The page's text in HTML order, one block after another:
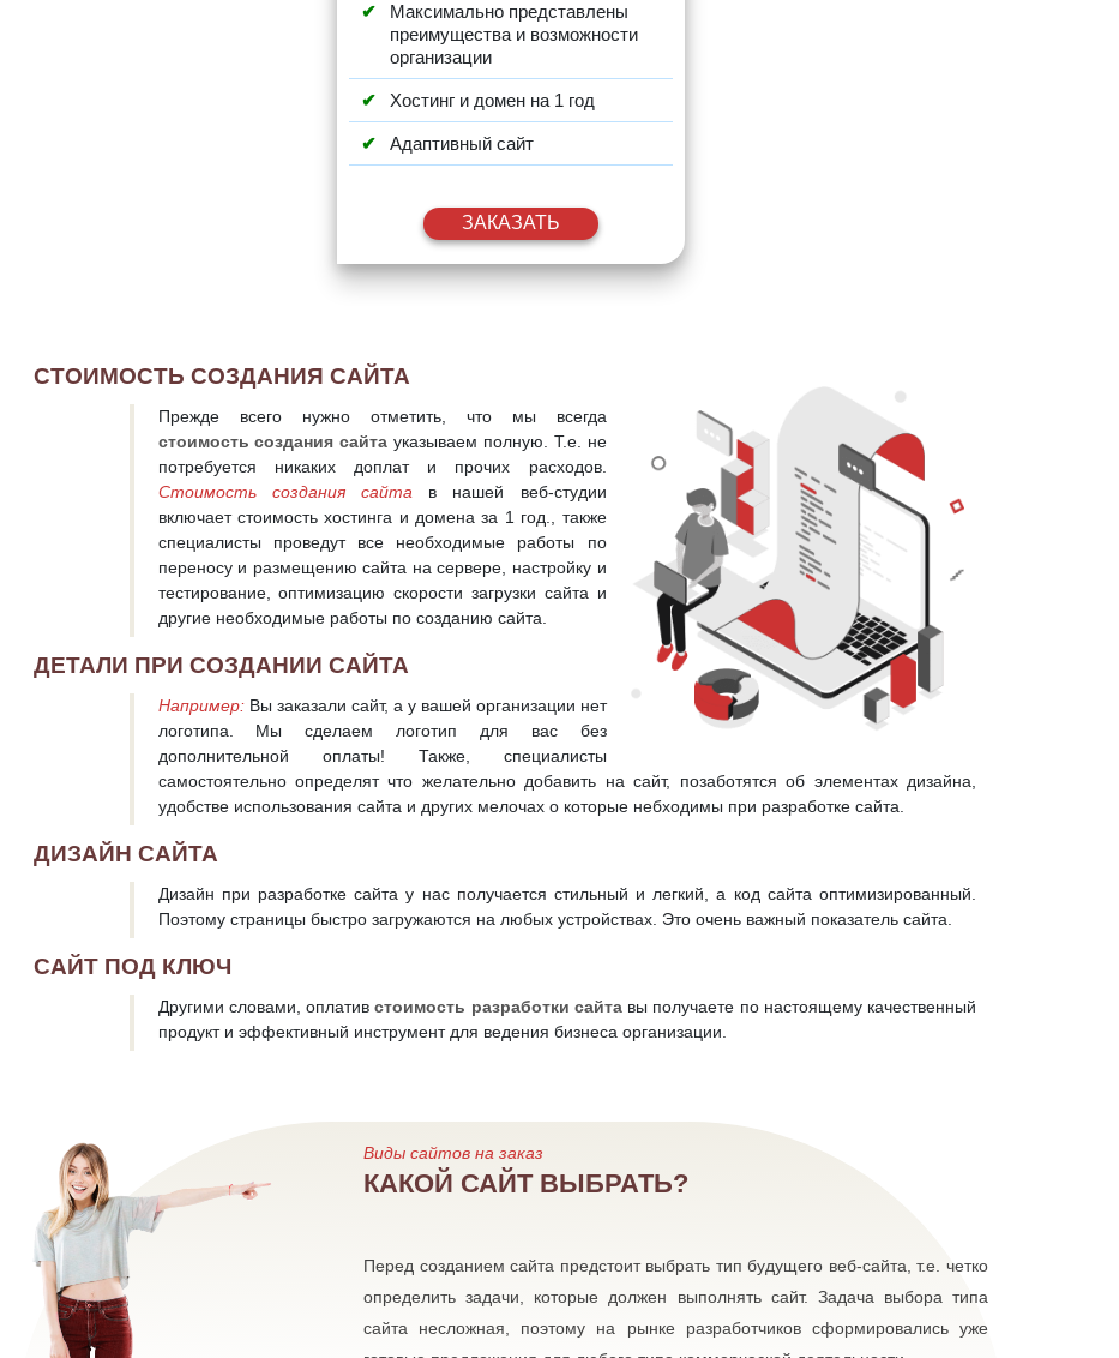
Максимально представлены
преимущества и возможности
организации
Хостинг и домен на 1 год
Адаптивный сайт
ЗАКАЗАТЬ
СТОИМОСТЬ СОЗДАНИЯ САЙТА
Прежде всего нужно отметить, что мы всегда
стоимость создания сайта указываем полную. Т.е. не
потребуется никаких доплат и прочих расходов.
Стоимость создания сайта в нашей веб-студии
включает стоимость хостинга и домена за 1 год., также
специалисты проведут все необходимые работы по
переносу и размещению сайта на сервере, настройку и
тестирование, оптимизацию скорости загрузки сайта и
другие необходимые работы по созданию сайта.
ДЕТАЛИ ПРИ СОЗДАНИИ САЙТА
Например:Вы заказали сайт, а у вашей организации нет
логотипа. Мы сделаем логотип для вас без
дополнительной оплаты! Также, специалисты
самостоятельно определят что желательно добавить на сайт, позаботятся об элементах дизайна,
удобстве использования сайта и других мелочах о которые небходимы при разработке сайта.
ДИЗАЙН САЙТА
Дизайн при разработке сайта у нас получается стильный и легкий, а код сайта оптимизированный.
Поэтому страницы быстро загружаются на любых устройствах. Это очень важный показатель сайта.
САЙТ ПОД КЛЮЧ
Другими словами, оплативстоимость разработки сайтавы получаете по настоящему качественный
продукт и эффективный инструмент для ведения бизнеса организации.
Виды сайтов на заказ
КАКОЙ САЙТ ВЫБРАТЬ?
Перед созданием сайта предстоит выбрать тип будущего веб-сайта, т.е. четко
определить задачи, которые должен выполнять сайт. Задача выбора типа
сайта несложная, поэтому на рынке разработчиков сформировались уже